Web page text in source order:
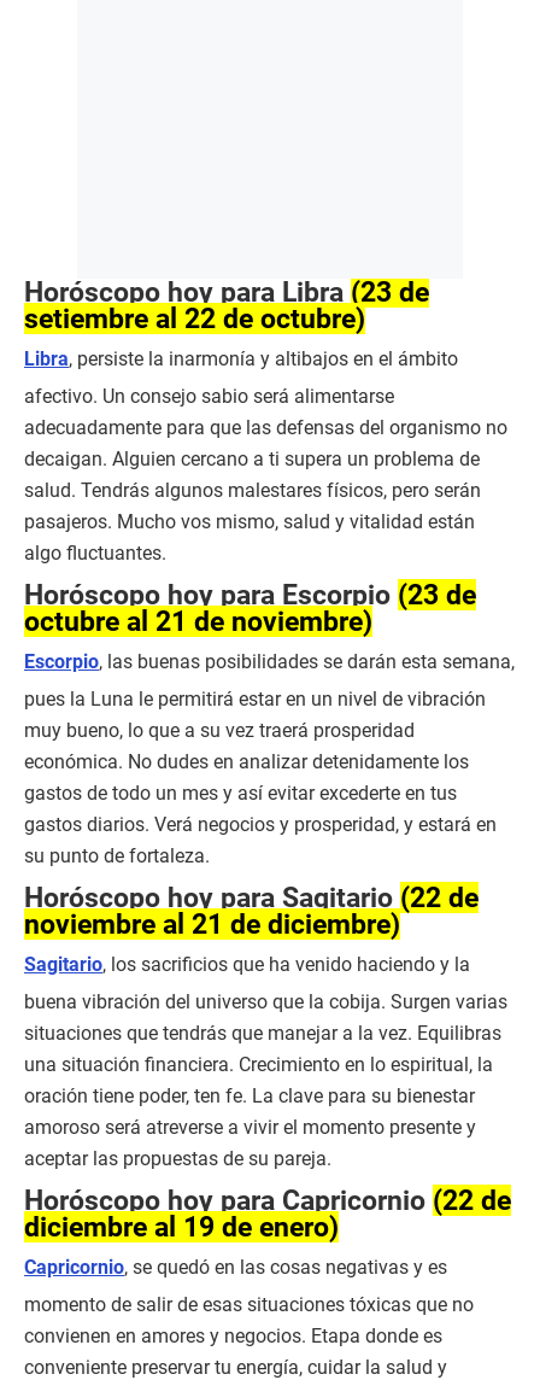
Horóscopo hoy para Libra (23 de
setiembre al 22 de octubre)
Libra, persiste la inarmonía y altibajos en el ámbito
afectivo. Un consejo sabio será alimentarse
adecuadamente para que las defensas del organismo no
decaigan. Alguien cercano a ti supera un problema de
salud. Tendrás algunos malestares físicos, pero serán
pasajeros. Mucho vos mismo, salud y vitalidad están
algo fluctuantes.
Horóscopo hoy para Escorpio (23 de
octubre al 21 de noviembre)
Escorpio, las buenas posibilidades se darán esta semana,
pues la Luna le permitirá estar en un nivel de vibración
muy bueno, lo que a su vez traerá prosperidad
económica. No dudes en analizar detenidamente los
gastos de todo un mes y así evitar excederte en tus
gastos diarios. Verá negocios y prosperidad, y estará en
su punto de fortaleza.
Horóscopo hoy para Sagitario (22 de
noviembre al 21 de diciembre)
Sagitario, los sacrificios que ha venido haciendo y la
buena vibración del universo que la cobija. Surgen varias
situaciones que tendrás que manejar a la vez. Equilibras
una situación financiera. Crecimiento en lo espiritual, la
oración tiene poder, ten fe. La clave para su bienestar
amoroso será atreverse a vivir el momento presente y
aceptar las propuestas de su pareja.
Horóscopo hoy para Capricornio (22 de
diciembre al 19 de enero)
Capricornio, se quedó en las cosas negativas y es
momento de salir de esas situaciones tóxicas que no
convienen en amores y negocios. Etapa donde es
conveniente preservar tu energía, cuidar la salud y